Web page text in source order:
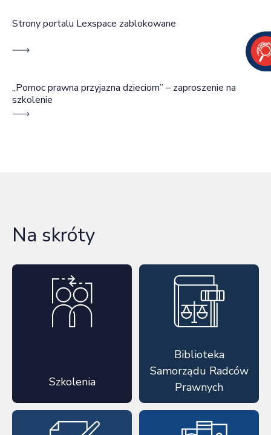
Strony portalu Lexspace zablokowane
„Pomoc prawna przyjazna dzieciom” – zaproszenie na
szkolenie
Na skróty
Szkolenia
Biblioteka
Samorządu Radców
Prawnych